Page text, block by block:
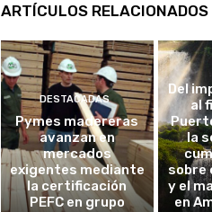
ARTÍCULOS RELACIONADOS
DESTACADAS
Pymes madereras
avanzan en
mercados
exigentes mediante
la certificación
PEFC en grupo
Del
al
la
sobre
y el
en